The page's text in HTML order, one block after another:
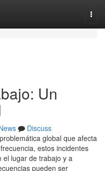
Un
Discuss
global que afecta
estos incidentes
el lugar de trabajo y a
pueden ser